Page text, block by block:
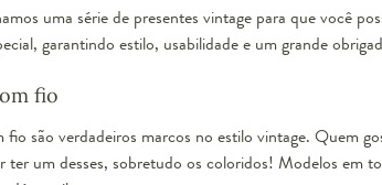
uma série de presentes vintage para que você
garantindo estilo, usabilidade e um grande
fio
são verdadeiros marcos no estilo vintage. Quem
ter um desses, sobretudo os coloridos! Modelos em